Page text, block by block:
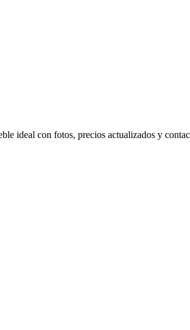
ideal con fotos, precios actualizados y